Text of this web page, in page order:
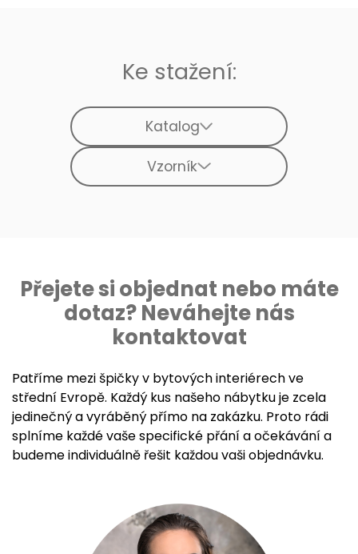
Ke stažení:
Katalog
Vzorník
Přejete si objednat nebo máte
dotaz? Neváhejte nás
kontaktovat
Patříme mezi špičky v bytových interiérech ve
střední Evropě. Každý kus našeho nábytku je zcela
jedinečný a vyráběný přímo na zakázku. Proto rádi
splníme každé vaše specifické přání a očekávání a
budeme individuálně řešit každou vaši objednávku.